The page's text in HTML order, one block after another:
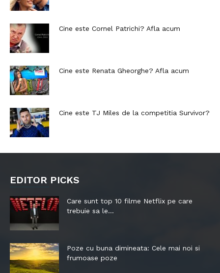
Cine este Cornel Patrichi? Afla acum
Cine este Renata Gheorghe? Afla acum
Cine este TJ Miles de la competitia Survivor?
EDITOR PICKS
Care sunt top 10 filme Netflix pe care
trebuie sa le...
Poze cu buna dimineata: Cele mai noi si
frumoase poze